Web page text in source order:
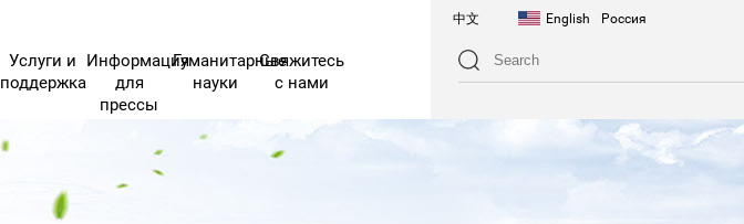
Услуги и
поддержка
Информация
для
прессы
Гуманитарные
науки
Свяжитесь
с нами
中文 English Россия